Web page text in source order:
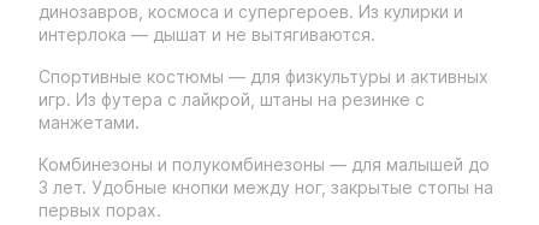
динозавров, космоса и супергероев. Из кулирки и
интерлока — дышат и не вытягиваются.
Спортивные костюмы — для физкультуры и активных
игр. Из футера с лайкрой, штаны на резинке с
манжетами.
Комбинезоны и полукомбинезоны — для малышей до
3 лет. Удобные кнопки между ног, закрытые стопы на
первых порах.